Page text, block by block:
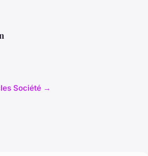
Société →